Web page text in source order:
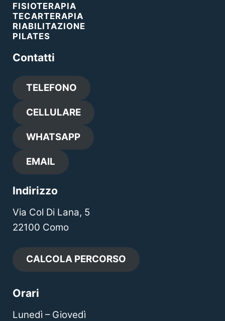
FISIOTERAPIA
TECARTERAPIA
RIABILITAZIONE
PILATES
Contatti
TELEFONO
CELLULARE
WHATSAPP
EMAIL
Indirizzo
Via Col Di Lana, 5
22100 Como
CALCOLA PERCORSO
Orari
Lunedì – Giovedì